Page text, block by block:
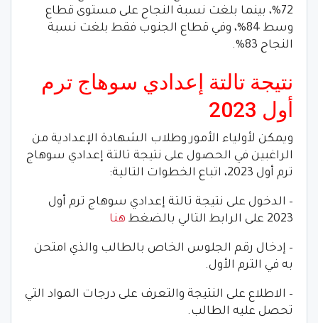
72%، بينما بلغت نسبة النجاح على مستوى قطاع
وسط 84%، وفي قطاع الجنوب فقط بلغت نسبة
النجاح 83%.
نتيجة تالتة إعدادي سوهاج ترم
أول 2023
ويمكن لأولياء الأمور وطلاب الشهادة الإعدادية من
الراغبين في الحصول على نتيجة تالتة إعدادي سوهاج
ترم أول 2023، اتباع الخطوات التالية:
– الدخول على نتيجة تالتة إعدادي سوهاج ترم أول
2023 على الرابط التالي بالضغط
هنا
– إدخال رقم الجلوس الخاص بالطالب والذي امتحن
به في الترم الأول.
– الاطلاع على النتيجة والتعرف على درجات المواد التي
تحصل عليه الطالب.